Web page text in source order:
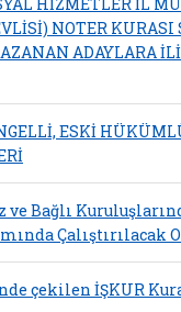
NOTER KURASI
ADAYLARA
ESKİ
Bağlı
Çalıştırılacak
çekilen İŞKUR